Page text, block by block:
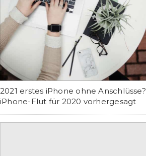
2021 erstes iPhone ohne Anschlüsse?
iPhone-Flut für 2020 vorhergesagt